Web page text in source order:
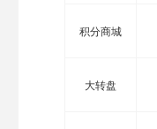
积分商城
大转盘